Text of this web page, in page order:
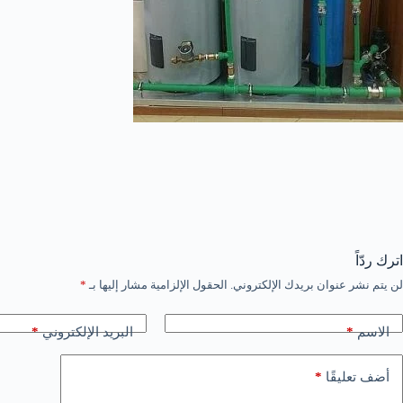
اترك ردّاً
لن يتم نشر عنوان بريدك الإلكتروني. الحقول الإلزامية مشار إليها بـ *
الاسم* البريد الإلكتروني*
أضف تعليقًا *